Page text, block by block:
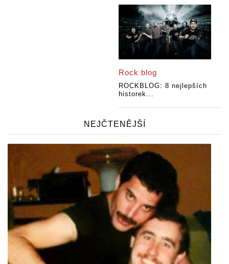
Rock blog
ROCKBLOG: 8 nejlepších
historek...
NEJČTENĚJŠÍ